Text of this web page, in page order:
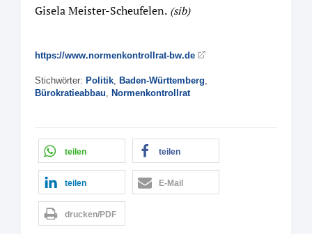
Gisela Meister-Scheufelen. (sib)
https://www.normenkontrollrat-bw.de
Stichwörter: Politik, Baden-Württemberg,
Bürokratieabbau, Normenkontrollrat
teilen teilen
teilen E-Mail
drucken/PDF